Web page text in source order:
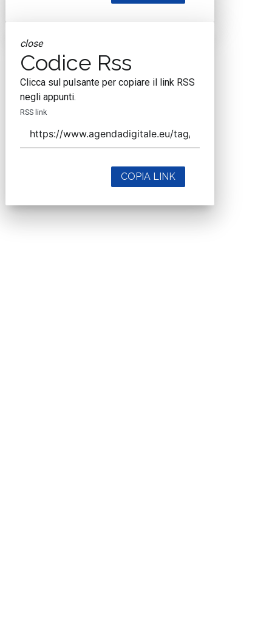
close
Codice Rss
Clicca sul pulsante per copiare il link RSS
negli appunti.
RSS link
COPIA LINK